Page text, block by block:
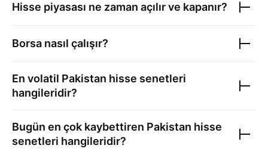
Hisse piyasası ne zaman açılır ve kapanır?
Borsa nasıl çalışır?
En volatil Pakistan hisse senetleri
hangileridir?
Bugün en çok kaybettiren Pakistan hisse
senetleri hangileridir?